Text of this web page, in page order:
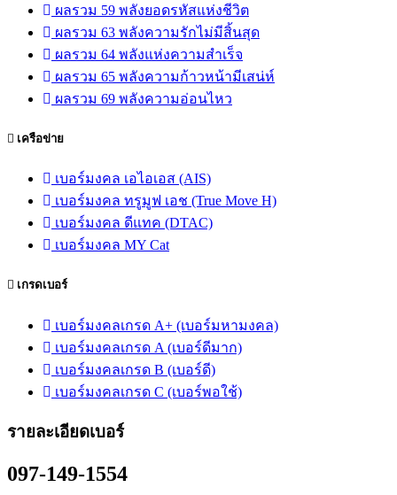
ผลรวม 59 พลังยอดรหัสแห่งชีวิต
ผลรวม 63 พลังความรักไม่มีสิ้นสุด
ผลรวม 64 พลังแห่งความสำเร็จ
ผลรวม 65 พลังความก้าวหน้ามีเสน่ห์
ผลรวม 69 พลังความอ่อนไหว
เครือข่าย
เบอร์มงคล เอไอเอส (AIS)
เบอร์มงคล ทรูมูฟ เอช (True Move H)
เบอร์มงคล ดีแทค (DTAC)
เบอร์มงคล MY Cat
เกรดเบอร์
เบอร์มงคลเกรด A+ (เบอร์มหามงคล)
เบอร์มงคลเกรด A (เบอร์ดีมาก)
เบอร์มงคลเกรด B (เบอร์ดี)
เบอร์มงคลเกรด C (เบอร์พอใช้)
รายละเอียดเบอร์
097-149-1554